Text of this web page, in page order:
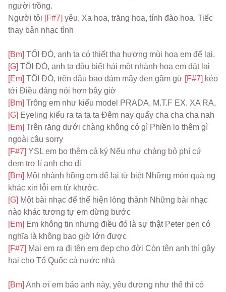
người trồng.
Người tôi [F#7] yêu, Xa hoa, trăng hoa, tính đào hoa. Tiếc
thay bản nhạc tình
[Bm] TỐI ĐÓ, anh ta có thiết tha hương mùi hoa em để lại.
[G] TỐI ĐÓ, anh ta đâu biết hái một nhành hoa em đặt lại
[Em] TỐI ĐÓ, trên đầu bao đám mây đen gầm gừ [F#7] kéo
tới Điều đáng nói hơn bây giờ
[Bm] Trông em như kiểu model PRADA, M.T.F EX, XA RA,
[G] Eyeling kiểu ra ta ta ta Đêm nay quẩy cha cha cha nah
[Em] Trên răng dưới chàng không có gì Phiền lo thêm gì
ngoài câu sorry
[F#7] YSL em bo thêm cả ký Nếu như chàng bỏ phí cứ
đem trợ lí anh cho đi
[Bm] Một nhành hồng em để lại từ biệt Những món quà ng
khác xin lỗi em từ khước.
[G] Một bài nhạc để thể hiện lòng thành Những bài nhạc
nào khác tương tự em dừng bước
[Em] Em không tin nhưng điều đó là sự thật Peter pen có
nghĩa là không bao giờ lớn được
[F#7] Mai em ra đi tên em đẹp cho đời Còn tên anh thì gây
hại cho Tổ Quốc cả nước nhà
[Bm] Anh ơi em bảo anh này, yêu đương như thế thì có